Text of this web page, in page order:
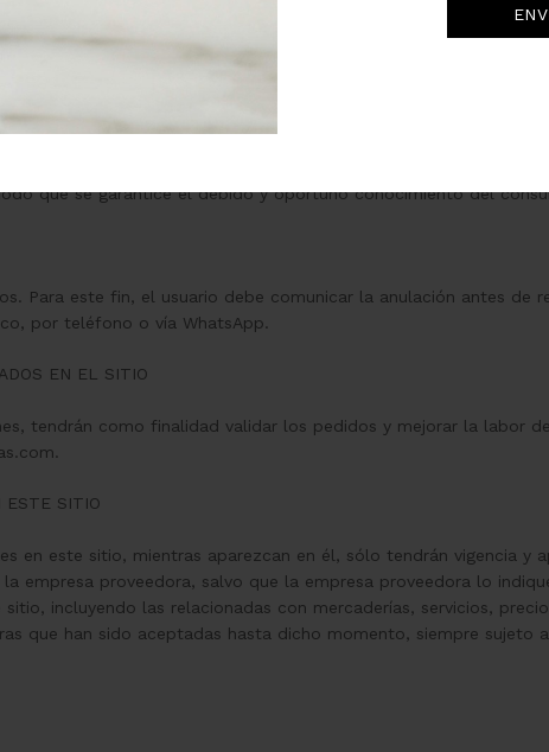
la empresa proveedora deberá verificar:
En caso de no disponer de algún producto, se informará
es válido.
validación, la empresa proveedora enviará una confirmación
que se garantice el debido y oportuno conocimiento del
Para este fin, el usuario debe comunicar la anulación antes de
por teléfono o vía WhatsApp.
EN EL SITIO
tendrán como finalidad validar los pedidos y mejorar la labor
ESTE SITIO
en este sitio, mientras aparezcan en él, sólo tendrán vigencia y
empresa proveedora, salvo que la empresa proveedora lo
incluyendo las relacionadas con mercaderías, servicios,
que han sido aceptadas hasta dicho momento, siempre sujeto